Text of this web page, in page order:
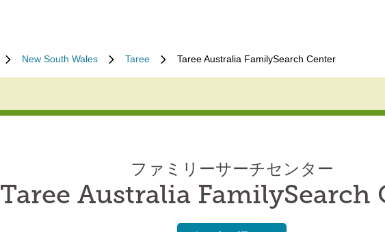
New South Wales Taree Taree Australia FamilySearch Center
ファミリーサーチセンター
Taree Australia FamilySearch